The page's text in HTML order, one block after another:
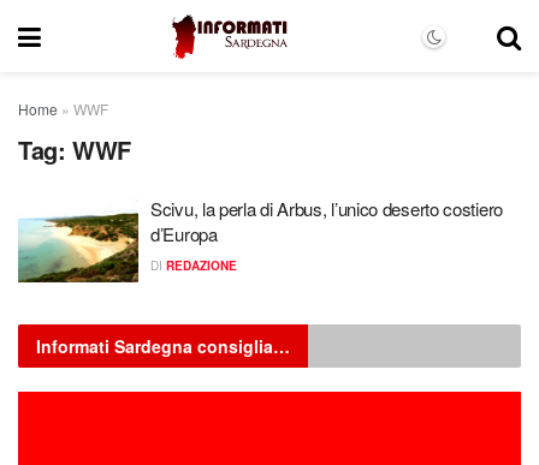
Home » WWF
Tag: WWF
Scivu, la perla di Arbus, l’unico deserto costiero
d’Europa
DI REDAZIONE
Informati Sardegna consiglia…